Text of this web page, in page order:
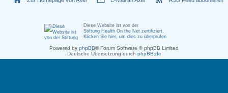
Diese Website ist von der
Stiftung Health On the Net zertifiziert
Klicken Sie hier, um dies zu überprüfen
Powered by phpBB® Forum Software © phpBB Limited
Deutsche Übersetzung durch phpBB.de